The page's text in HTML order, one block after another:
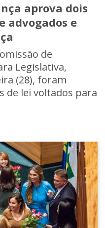
aprova dois
advogados e
de
Legislativa,
(28), foram
de lei voltados para